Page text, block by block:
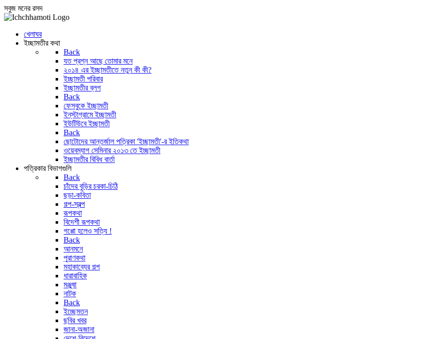
সবুজ মনের রসদ
খেলাঘর
ইচ্ছামতীর কথা
Back
যত প্রশ্ন আছে তোমার মনে
২০১৪ এর ইচ্ছামতীতে নতুন কী কী?
ইচ্ছামতী পরিবার
ইচ্ছামতীর ব্লগ
Back
ফেসবুকে ইচ্ছামতী
ইন্‌স্টাগ্রামে ইচ্ছামতী
ইউটিউবে ইচ্ছামতী
Back
ছোটোদের আন্তর্জাল পত্রিকা 'ইচ্ছামতী'-র ইতিকথা
ওয়েবম্যাগ সেমিনার ২০১৩ তে ইচ্ছামতী
ইচ্ছামতীর বিবিধ বার্তা
পত্রিকার বিভাগগুলি
Back
চাঁদের বুড়ির চরকা-চিঠি
ছড়া-কবিতা
গল্প-স্বল্প
রূপকথা
বিদেশী রূপকথা
গপ্পো হলেও সত্যি !
Back
আনমনে
পুরাণকথা
মহাকাব্যের গল্প
ধারাবাহিক
মঞ্জুষা
নাটক
Back
ইচ্ছেমতন
ছবির খবর
জানা-অজানা